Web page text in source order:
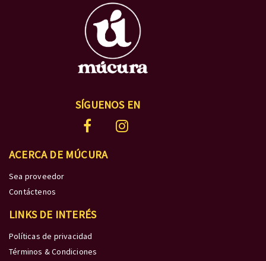
SÍGUENOS EN
ACERCA DE MÚCURA
Sea proveedor
Contáctenos
LINKS DE INTERÉS
Políticas de privacidad
Términos & Condiciones